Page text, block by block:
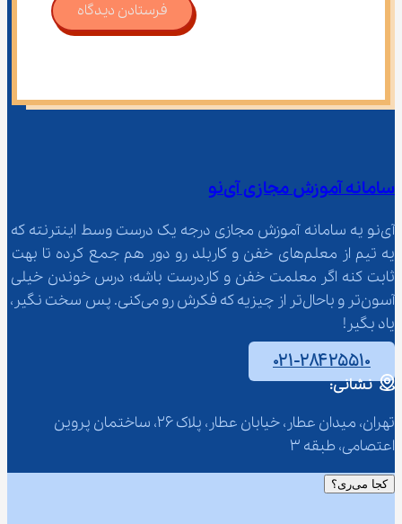
فرستادن دیدگاه
سامانه آموزش مجازی آی‌نو
آی‌نو یه سامانه آموزش مجازی درجه یک درست وسط اینترنته که
یه تیم از معلم‌‌های خفن و کاربلد رو دور هم جمع کرده تا بهت
ثابت کنه اگر معلمت خفن و کاردرست باشه؛ درس خوندن خیلی
آسون‌تر و باحال‌تر از چیزیه که فکرش رو می‌کنی. پس سخت نگیر،
یاد بگیر!
۰۲۱-۲۸۴۲۵۵۱۰
نشانی:
تهران، میدان عطار، خیابان عطار، پلاک 26، ساختمان پروین
اعتصامی، طبقه 3
کجا می‌ری؟